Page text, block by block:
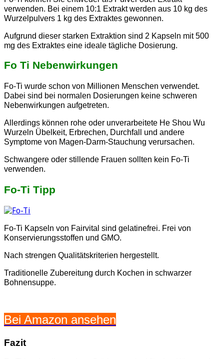
verwenden. Bei einem 10:1 Extrakt werden aus 10 kg des
Wurzelpulvers 1 kg des Extraktes gewonnen.
Aufgrund dieser starken Extraktion sind 2 Kapseln mit 500
mg des Extraktes eine ideale tägliche Dosierung.
Fo Ti Nebenwirkungen
Fo-Ti wurde schon von Millionen Menschen verwendet.
Dabei sind bei normalen Dosierungen keine schweren
Nebenwirkungen aufgetreten.
Allerdings können rohe oder unverarbeitete He Shou Wu
Wurzeln Übelkeit, Erbrechen, Durchfall und andere
Symptome von Magen-Darm-Stauchung verursachen.
Schwangere oder stillende Frauen sollten kein Fo-Ti
verwenden.
Fo-Ti Tipp
Fo-Ti Kapseln von Fairvital sind gelatinefrei. Frei von
Konservierungsstoffen und GMO.
Nach strengen Qualitätskriterien hergestellt.
Traditionelle Zubereitung durch Kochen in schwarzer
Bohnensuppe.
Bei Amazon ansehen
Fazit